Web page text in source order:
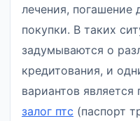
лечения, погашение
покупки. В таких
задумываются о
кредитования, и
вариантов является
залог птс (паспорт